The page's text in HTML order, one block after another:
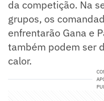
da competição. Na
grupos, os
enfrentarão Gana e
também podem ser
calor.